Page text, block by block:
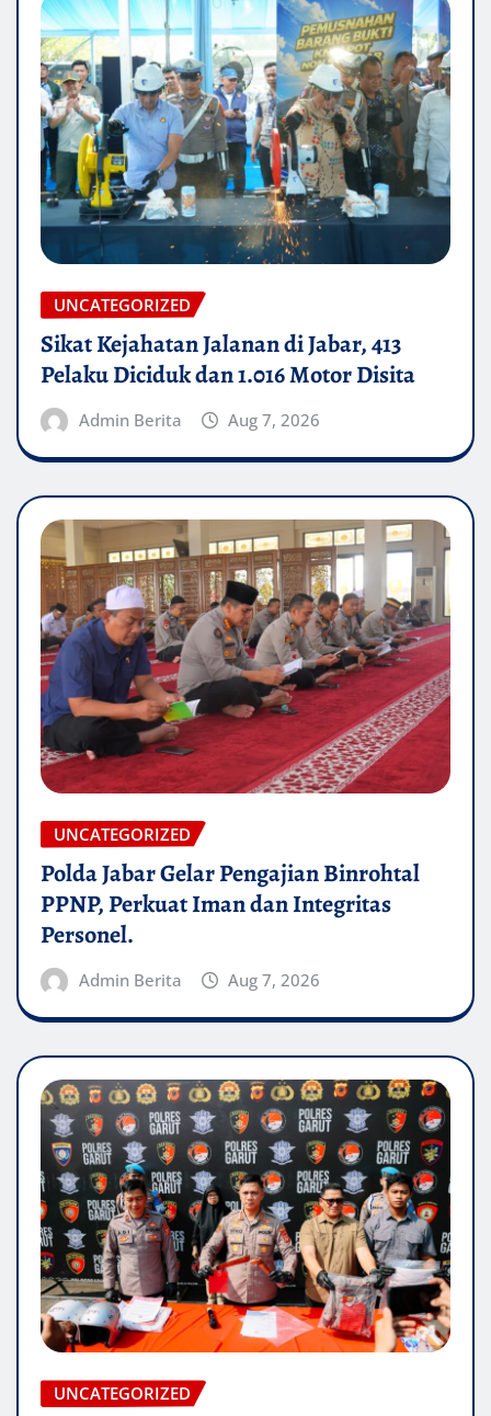
UNCATEGORIZED
Sikat Kejahatan Jalanan di Jabar, 413
Pelaku Diciduk dan 1.016 Motor Disita
Admin Berita Aug 7, 2026
UNCATEGORIZED
Polda Jabar Gelar Pengajian Binrohtal
PPNP, Perkuat Iman dan Integritas
Personel.
Admin Berita Aug 7, 2026
UNCATEGORIZED